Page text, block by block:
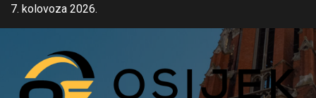
Skip7. kolovoza 2026.